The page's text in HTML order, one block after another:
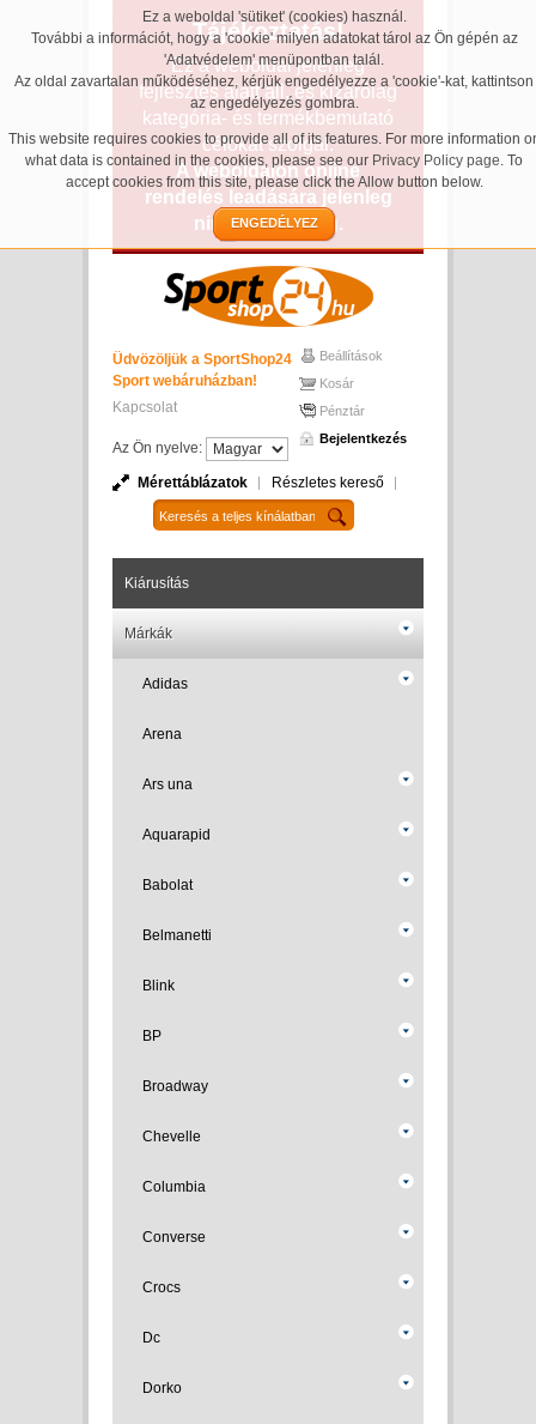
Ez a weboldal 'sütiket' (cookies) használ.
További a információt, hogy a 'cookie' milyen adatokat tárol az Ön gépén az
'Adatvédelem' menüpontban talál.
Az oldal zavartalan működéséhez, kérjük engedélyezze a 'cookie'-kat, kattintson
az engedélyezés gombra.
This website requires cookies to provide all of its features. For more information
what data is contained in the cookies, please see our Privacy Policy page. To
accept cookies from this site, please click the Allow button below.
ENGEDÉLYEZ
Tájékoztatás!
Ez a weboldal jelenleg
fejlesztés alatt áll, és kizárólag
kategória- és termékbemutató
célokat szolgál.
A weboldalon online
rendelés leadására jelenleg
nincs lehetőség.
Üdvözöljük a SportShop24
Sport webáruházban!
Kapcsolat
Az Ön nyelve:
Beállítások
Kosár
Pénztár
Bejelentkezés
Mérettáblázatok Részletes kereső
Kiárusítás
Márkák
Adidas
Arena
Ars una
Aquarapid
Babolat
Belmanetti
Blink
BP
Broadway
Chevelle
Columbia
Converse
Crocs
Dc
Dorko